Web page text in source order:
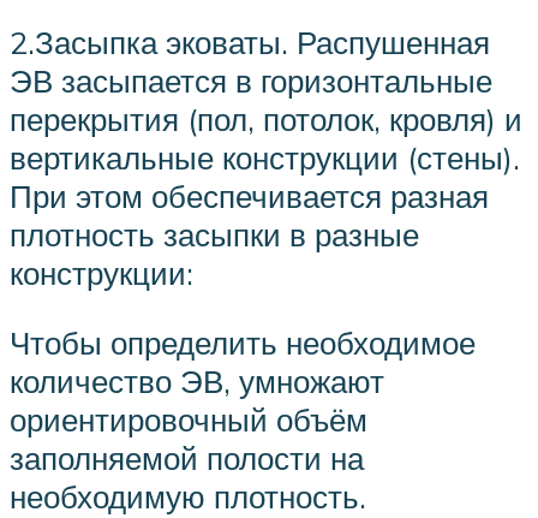
2.Засыпка эковаты. Распушенная
ЭВ засыпается в горизонтальные
перекрытия (пол, потолок, кровля) и
вертикальные конструкции (стены).
При этом обеспечивается разная
плотность засыпки в разные
конструкции:
Чтобы определить необходимое
количество ЭВ, умножают
ориентировочный объём
заполняемой полости на
необходимую плотность.